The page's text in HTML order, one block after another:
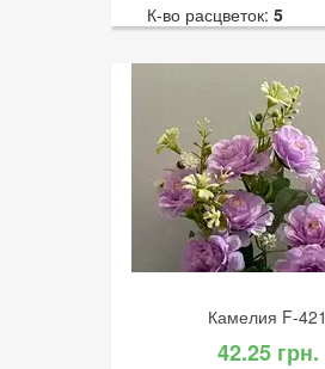
К-во расцветок: 5
Артикул:2729
Диаметр цветка:9
Камелия F-421
42.25 грн.